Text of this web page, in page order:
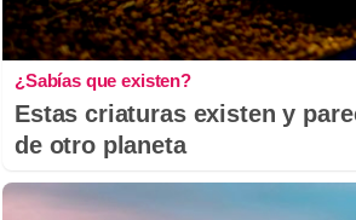
¿Sabías que existen?
Estas criaturas existen y
de otro planeta